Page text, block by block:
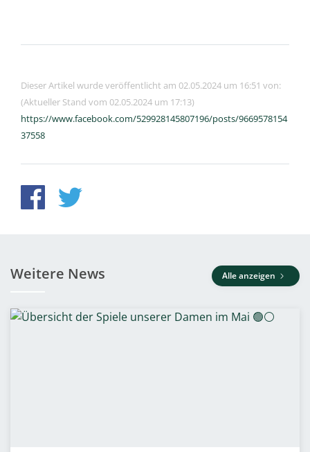
Dieser Artikel wurde veröffentlicht am 02.05.2024 um 16:51 von:
(Aktueller Stand vom 02.05.2024 um 17:13)
https://www.facebook.com/529928145807196/posts/9669578154
37558
Weitere News Alle anzeigen